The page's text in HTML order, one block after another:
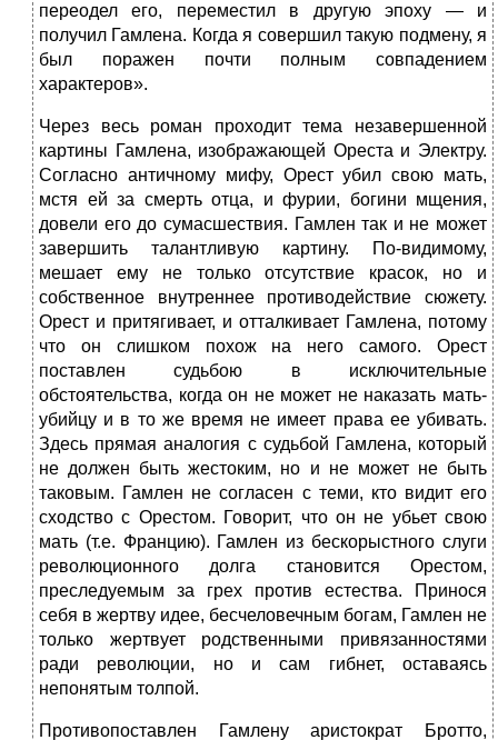
переодел его, переместил в другую эпоху — и
получил Гамлена. Когда я совершил такую подмену, я
был пора­жен почти полным совпадением
характеров».
Через весь роман про­ходит тема незавершенной
картины Гамлена, изображающей Ореста и Электру.
Согласно античному мифу, Орест убил свою мать,
мстя ей за смерть отца, и фурии, богини мщения,
довели его до сумасшествия. Гамлен так и не может
завершить талант­ливую картину. По-видимому,
мешает ему не только отсутствие красок, но и
собственное внутреннее противодействие сюжету.
Орест и притягивает, и отталкивает Гамлена, потому
что он слишком похож на него самого. Орест
поставлен судьбою в ис­ключительные
обстоятельства, когда он не может не наказать мать-
убийцу и в то же время не имеет права ее убивать.
Здесь прямая аналогия с судьбой Гамлена, который
не должен быть жестоким, но и не может не быть
таковым. Гамлен не согласен с теми, кто видит его
сходство с Орестом. Говорит, что он не убьет свою
мать (т.е. Францию). Гамлен из бескорыстного слуги
революцион­ного долга становит­ся Орестом,
преследуемым за грех против естества. Принося
себя в жертву идее, бесчеловечным богам, Гамлен не
только жертвует родственными привязан­ностями
ради революции, но и сам гибнет, оставаясь
непонятым толпой.
Противопоставлен Гамлену аристократ Бротто,